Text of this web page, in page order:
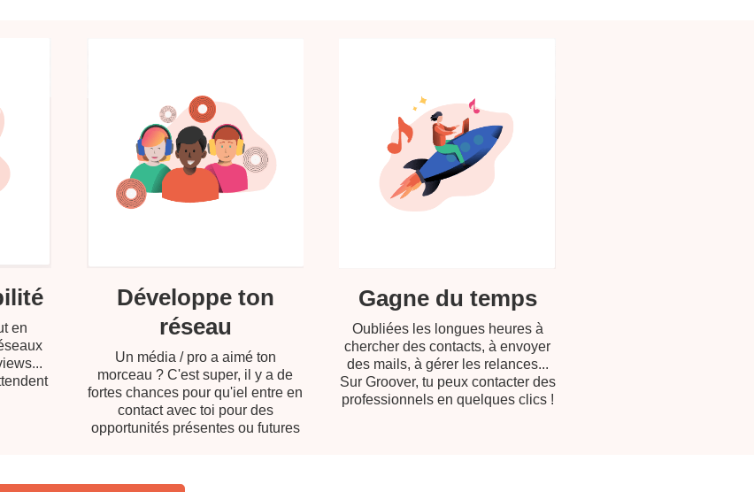
en
Développe ton
réseau
Un média / pro a aimé ton
morceau ? C'est super, il y a de
fortes chances pour qu'iel entre en
contact avec toi pour des
opportunités présentes ou futures
Gagne du temps​
Oubliées les longues heures à
chercher des contacts, à envoyer
des mails, à gérer les relances...
Sur Groover, tu peux contacter des
professionnels en quelques clics !